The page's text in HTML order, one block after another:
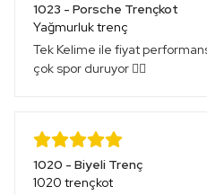
1023 - Porsche Trençkot
Yağmurluk trenç
Tek Kelime ile fiyat
çok spor duruyor 👍🏻
1020 - Biyeli Trenç
1020 trençkot